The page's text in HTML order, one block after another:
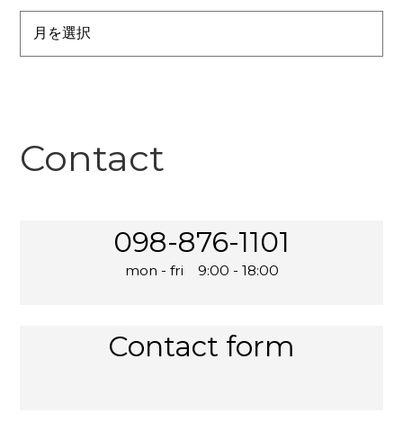
Contact
098-876-1101
mon - fri 9:00 - 18:00
Contact form